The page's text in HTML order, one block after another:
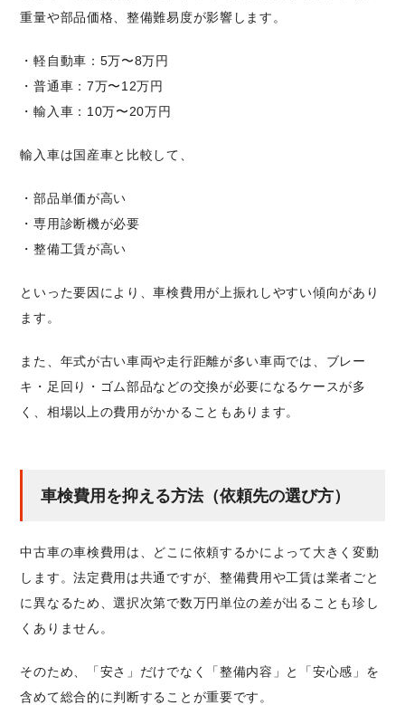
重量や部品価格、整備難易度が影響します。
・軽自動車：5万〜8万円
・普通車：7万〜12万円
・輸入車：10万〜20万円
輸入車は国産車と比較して、
・部品単価が高い
・専用診断機が必要
・整備工賃が高い
といった要因により、車検費用が上振れしやすい傾向があり
ます。
また、年式が古い車両や走行距離が多い車両では、ブレー
キ・足回り・ゴム部品などの交換が必要になるケースが多
く、相場以上の費用がかかることもあります。
車検費用を抑える方法（依頼先の選び方）
中古車の車検費用は、どこに依頼するかによって大きく変動
します。法定費用は共通ですが、整備費用や工賃は業者ごと
に異なるため、選択次第で数万円単位の差が出ることも珍し
くありません。
そのため、「安さ」だけでなく「整備内容」と「安心感」を
含めて総合的に判断することが重要です。